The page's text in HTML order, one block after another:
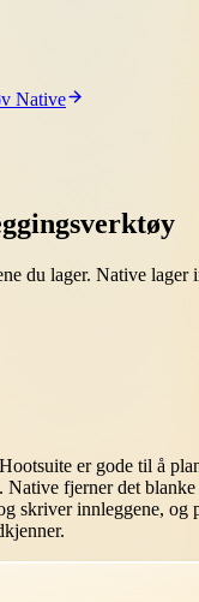
Native
du lager. Native lager
er gode til å
Native fjerner det blanke
skriver innleggene, og